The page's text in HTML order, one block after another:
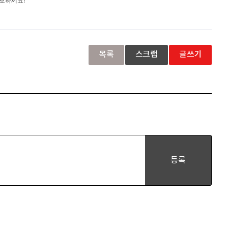
목록 스크랩 글쓰기
등록